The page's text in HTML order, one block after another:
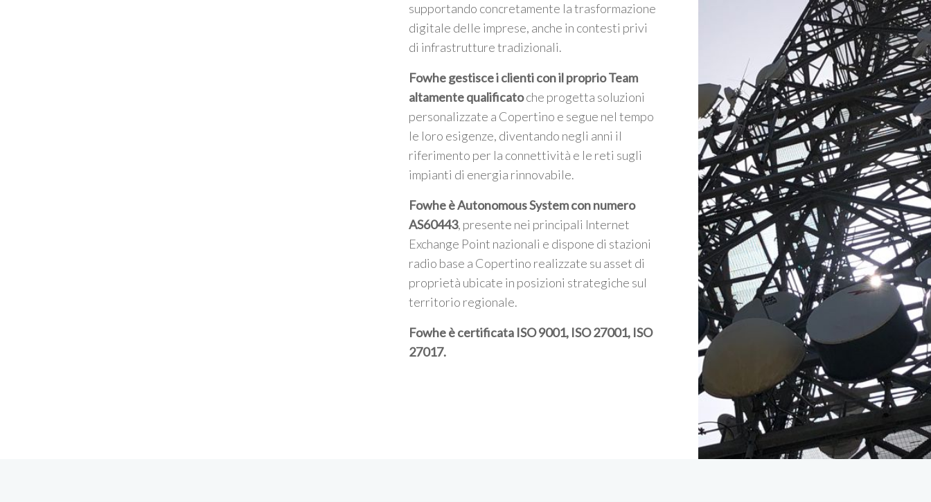
supportando concretamente la trasformazione
digitale delle imprese, anche in contesti privi
di infrastrutture tradizionali.
Fowhe gestisce i clienti con il proprio Team
altamente qualificatoche progetta soluzioni
personalizzate a Copertino e segue nel tempo
le loro esigenze, diventando negli anni il
riferimento per la connettività e le reti sugli
impianti di energia rinnovabile.
Fowhe è Autonomous System con numero
AS60443, presente nei principali Internet
Exchange Point nazionali e dispone di stazioni
radio base a Copertino realizzate su asset di
proprietà ubicate in posizioni strategiche sul
territorio regionale.
Fowhe è certificata ISO 9001, ISO 27001, ISO
27017.